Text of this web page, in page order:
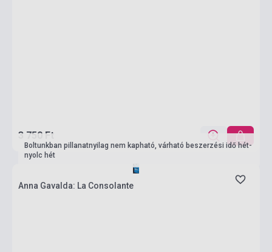
3 750 Ft
Boltunkban pillanatnyilag nem kapható, várható beszerzési idő hét-
nyolc hét
Anna Gavalda: La Consolante